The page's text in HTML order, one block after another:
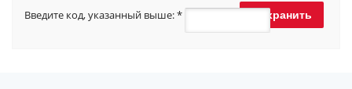
Введите код, указанный выше:*